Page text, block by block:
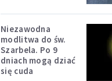
Niezawodna
modlitwa do św.
Szarbela. Po 9
dniach mogą dziać
się cuda